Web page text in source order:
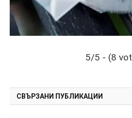
5/5 - (8
СВЪРЗАНИ ПУБЛИКАЦИИ